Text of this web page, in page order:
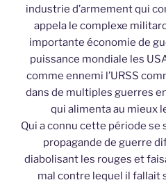
industrie d’armement qui
appela le complexe
importante économie de
puissance mondiale les
comme ennemi l’URSS
dans de multiples guerres
qui alimenta au mieux
Qui a connu cette période
propagande de guerre
diabolisant les rouges et
mal contre lequel il fallait